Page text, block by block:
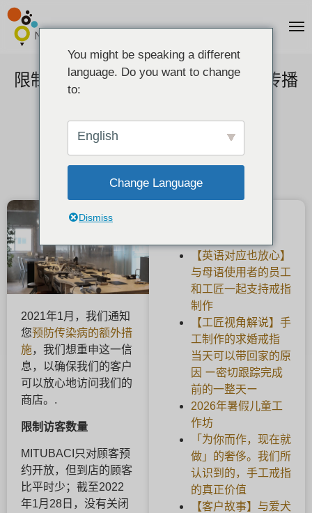
限制访客的数量，作为防止传染病传播
2021年1月，我们通知
您预防传染病的额外措
施，我们想重申这一信
息，以确保我们的客户
可以放心地访问我们的
商店。.
限制访客数量
MITUBACI只对顾客预
约开放，但到店的顾客
比平时少；截至2022
年1月28日，没有关闭
【英语对应也放心】
与母语使用者的员工
和工匠一起支持戒指
制作
【工匠视角解说】手
工制作的求婚戒指
当天可以带回家的原
因 ー密切跟踪完成
前的一整天ー
2026年暑假儿童工
作坊
「为你而作，现在就
做」的奢侈。我们所
认识到的，手工戒指
的真正价值
【客户故事】与爱犬
You might be speaking a different
language. Do you want to change
to:
English
Change Language
Dismiss